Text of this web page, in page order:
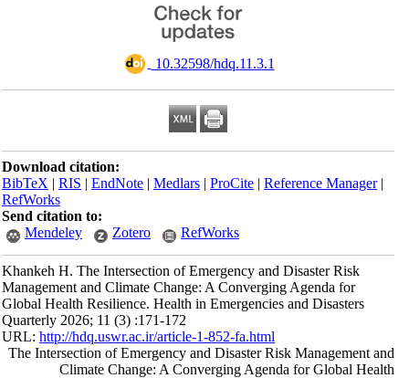
‎ 10.32598/hdq.11.3.1
Download citation:
BibTeX|RIS|EndNote|Medlars|ProCite|Reference Manager
RefWorks
Send citation to:
Mendeley
Zotero RefWorks
Khankeh H. The Intersection of Emergency and Disaster Risk
Management and Climate Change: A Converging Agenda for
Global Health Resilience. Health in Emergencies and Disasters
Quarterly 2026; 11 (3) :171-172
URL:http://hdq.uswr.ac.ir/article-1-852-fa.html
The Intersection of Emergency and Disaster Risk Management and
Climate Change: A Converging Agenda for Global Health